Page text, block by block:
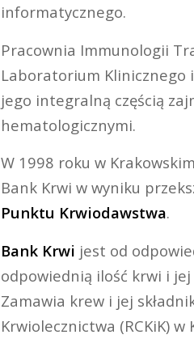
informatycznego.
Pracownia Immunologii
Laboratorium Klinicznego
jego integralną częścią
hematologicznymi.
W 1998 roku w
Bank Krwi w wyniku
Punktu Krwiodawstwa.
Bank Krwi jest od
odpowiednią ilość krwi i
Zamawia krew i jej
Krwiolecznictwa (RCKiK)